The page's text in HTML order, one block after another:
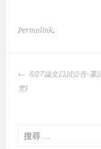
Permalink.
POST
NAVIGATION
6/27論文口試公告-蕭
梵)
搜